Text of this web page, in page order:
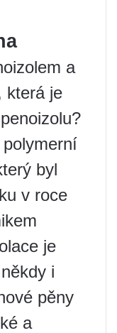
a
která je
byl
v roce
je
i
pěny
a